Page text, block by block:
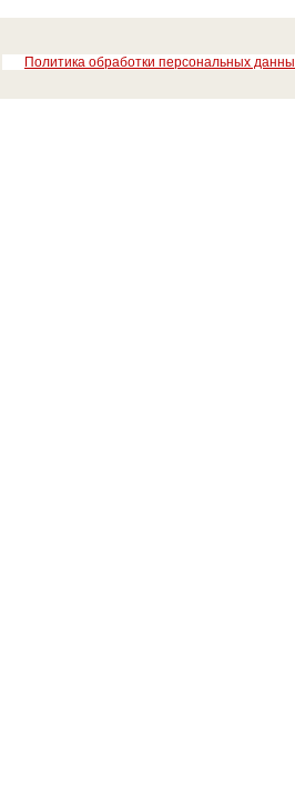
Политика обработки персональных